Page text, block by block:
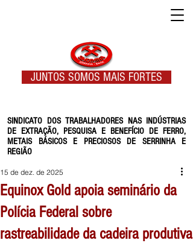
SINDICATO DOS TRABALHADORES NAS INDÚSTRIAS
DE EXTRAÇÃO, PESQUISA E BENEFÍCIO DE FERRO,
METAIS BÁSICOS E PRECIOSOS DE SERRINHA E
REGIÃO
JUNTOS SOMOS MAIS FORTES
Equinox Gold apoia seminário da
Polícia Federal sobre
rastreabilidade da cadeira produtiva
15 de dez. de 2025